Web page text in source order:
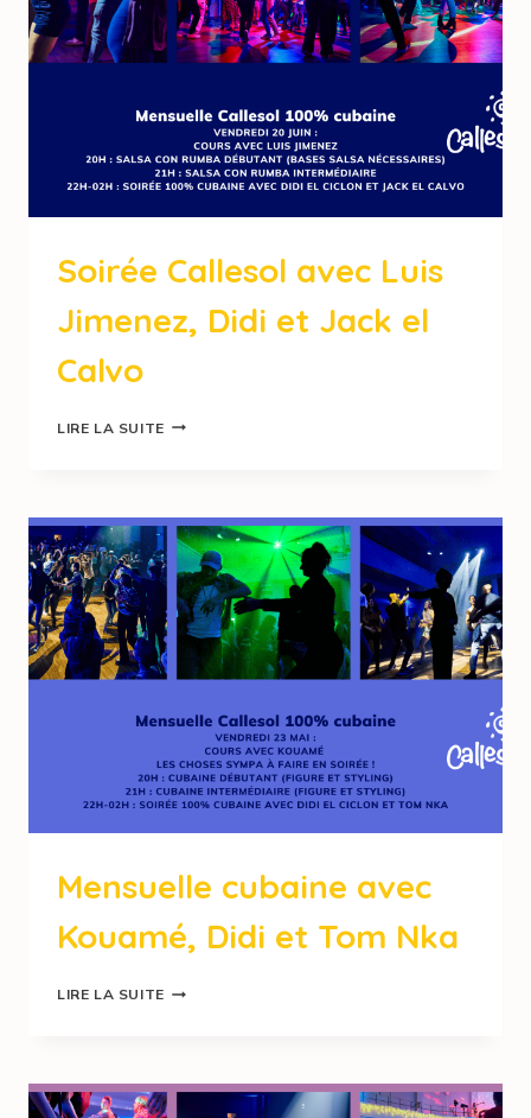
Soirée Callesol avec Luis
Jimenez, Didi et Jack el
Calvo
LIRE LA SUITE
Mensuelle cubaine avec
Kouamé, Didi et Tom Nka
LIRE LA SUITE